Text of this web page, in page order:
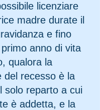
licenziare
madre durate il
e fino
anno di vita
qualora la
del recesso è la
solo reparto a cui
è addetta, e la